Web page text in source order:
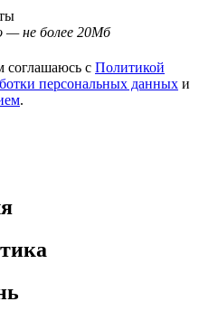
— не более 20Мб
соглашаюсь с Политикой
персональных данных и
.